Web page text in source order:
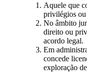
Aquele que
privilégios ou
No âmbito
direito ou
acordo legal.
Em
concede
exploração